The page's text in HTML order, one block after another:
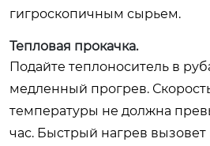
гигроскопичным сырьем.
Тепловая прокачка.
Подайте теплоноситель в
медленный прогрев.
температуры не должна
час. Быстрый нагрев